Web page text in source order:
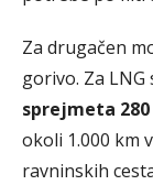
Za drugačen
gorivo. Za LNG
sprejmeta
okoli 1.000 km
ravninskih